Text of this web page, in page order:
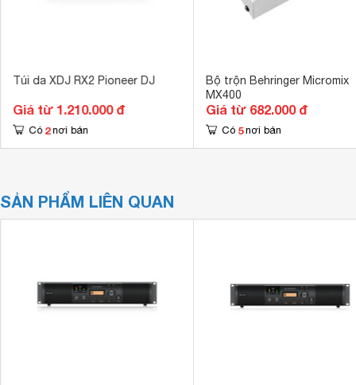
Túi da XDJ RX2 Pioneer DJ
Giá từ 1.210.000 đ
Có 2 nơi bán
Bộ trộn Behringer Micromix
MX400
Giá từ 682.000 đ
Có 5 nơi bán
SẢN PHẨM LIÊN QUAN